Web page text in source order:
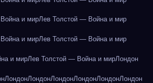
и мирЛев Толстой — Война и мир
и мирЛев Толстой — Война и мир
и мирЛев Толстой — Война и мирЛондон
ЛондонЛондонЛондонЛондонЛондонЛондон